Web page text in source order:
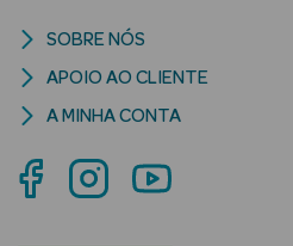
Ver Tudo
Unissexo
SOBRE NÓS
APOIO AO CLIENTE
A MINHA CONTA